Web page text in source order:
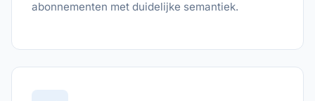
abonnementen met duidelijke semantiek.